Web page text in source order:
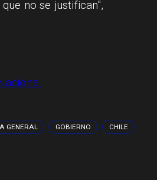
no se justifican",
GENERAL GOBIERNO CHILE